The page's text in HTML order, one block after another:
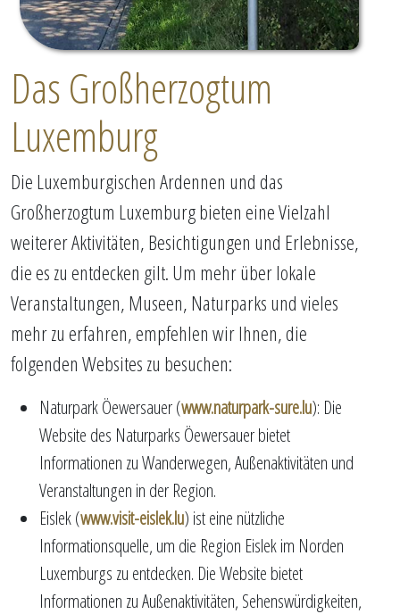
Das Großherzogtum
Luxemburg
Die Luxemburgischen Ardennen und das
Großherzogtum Luxemburg bieten eine Vielzahl
weiterer Aktivitäten, Besichtigungen und Erlebnisse,
die es zu entdecken gilt. Um mehr über lokale
Veranstaltungen, Museen, Naturparks und vieles
mehr zu erfahren, empfehlen wir Ihnen, die
folgenden Websites zu besuchen:
Naturpark Öewersauer (www.naturpark-sure.lu): Die
Website des Naturparks Öewersauer bietet
Informationen zu Wanderwegen, Außenaktivitäten und
Veranstaltungen in der Region.
Eislek (www.visit-eislek.lu) ist eine nützliche
Informationsquelle, um die Region Eislek im Norden
Luxemburgs zu entdecken. Die Website bietet
Informationen zu Außenaktivitäten, Sehenswürdigkeiten,